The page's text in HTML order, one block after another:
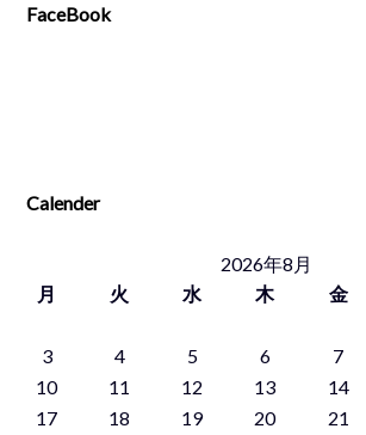
FaceBook
Calender
2026年8月
月
火 水 木 金
3
4 5 6 7
10
11 12 13 14
17
18 19 20 21